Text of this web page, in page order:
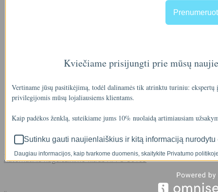
Automatinis nugeležinimo filtras AFFO-5010S
..
Kviečiame prisijungti prie mūsų
Vertiname jūsų pasitikėjimą, todėl dalinamės tik atrinktu turiniu:
privilegijomis mūsų lojaliausiems klientams.
Kaip padėkos ženklą, suteikiame jums 10% nuolaidą artimiausiam
Sutinku gauti naujienlaiškius ir kitą informaciją
Daugiau informacijos, kaip tvarkome duomenis, skaitykite Privatumo